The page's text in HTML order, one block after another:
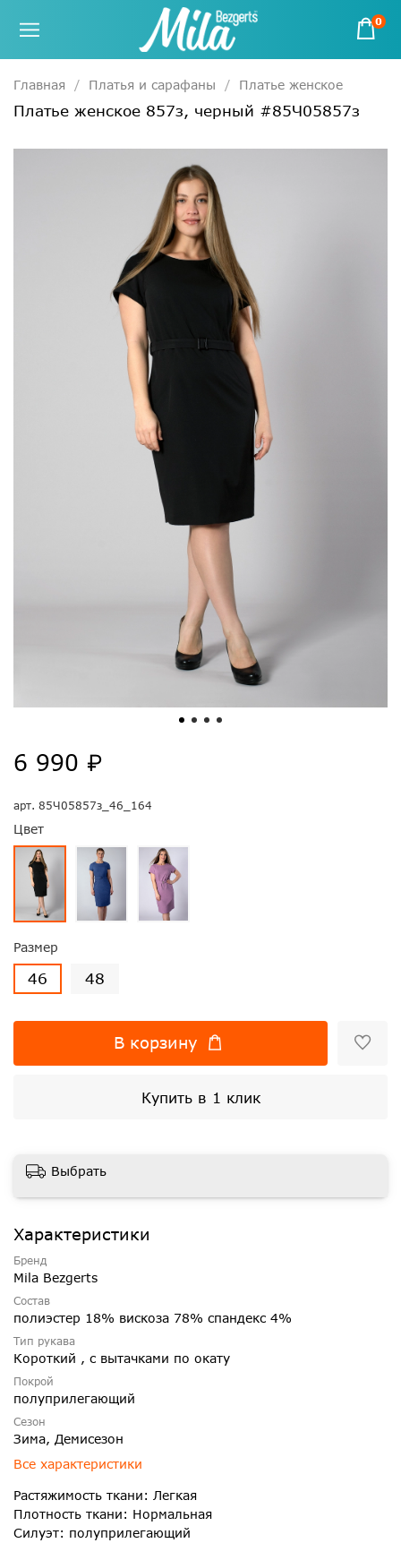
0
Главная Платья и сарафаны Платье женское
Платье женское 857з, черный #85Ч05857з
арт. 85Ч05857з_46_164
Цвет
Размер
46 48
6 990 ₽
В корзину
Купить в 1 клик
Выбрать
Характеристики
Бренд
Mila Bezgerts
Состав
полиэстер 18% вискоза 78% спандекс 4%
Тип рукава
Короткий , с вытачками по окату
Покрой
полуприлегающий
Сезон
Зима, Демисезон
Все характеристики
Растяжимость ткани: Легкая
Плотность ткани: Нормальная
Силуэт: полуприлегающий